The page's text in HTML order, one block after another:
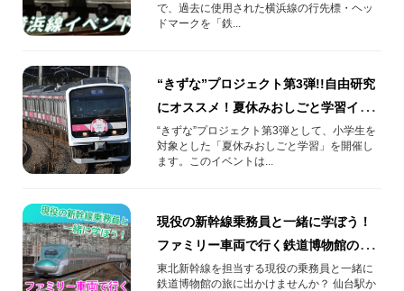
で、過去に使用された横浜線の行先標・ヘッ
ドマークを「鉄...
“きずな”プロジェクト第3弾!!自由研究
にオススメ！夏休みおしごと学習イベ
ント
“きずな”プロジェクト第3弾として、小学生を
対象とした「夏休みおしごと学習」を開催し
ます。このイベントは...
現役の新幹線乗務員と一緒に学ぼう！
ファミリー車両で行く鉄道博物館の
旅！
東北新幹線を担当する現役の乗務員と一緒に
鉄道博物館の旅に出かけませんか？ 仙台駅か